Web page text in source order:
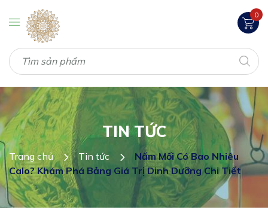
0
TIN TỨC
Trang chủ Tin tức
Nấm Mối Có Bao Nhiêu
Calo? Khám Phá Bảng Giá Trị Dinh Dưỡng Chi Tiết